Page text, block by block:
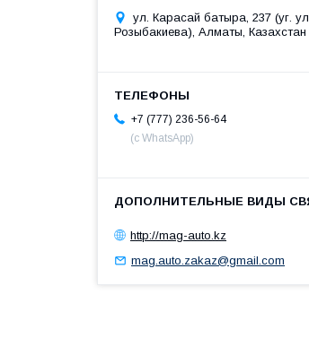
ул. Карасай батыра, 237 (уг. ул.
Розыбакиева), Алматы, Казахстан
+7 (777) 236-56-64
(с WhatsApp)
http://mag-auto.kz
mag.auto.zakaz@gmail.com